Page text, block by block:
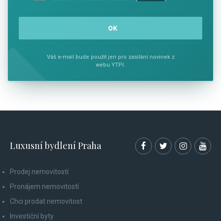
Váš e-mail bude použit jen pro zasílání novinek z
webu YTPI.
Luxusní bydlení Praha
Prodej nemovitostí
Pronájem nemovitostí
Chci prodat nemovitost
Investiční byty